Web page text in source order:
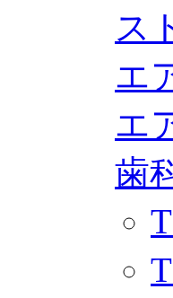
ス
エ
エ
歯